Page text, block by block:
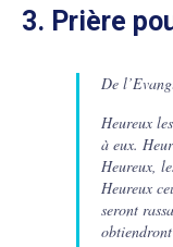
3. Prière
De
Heureux
à eux.
Heureux,
Heureux
seront